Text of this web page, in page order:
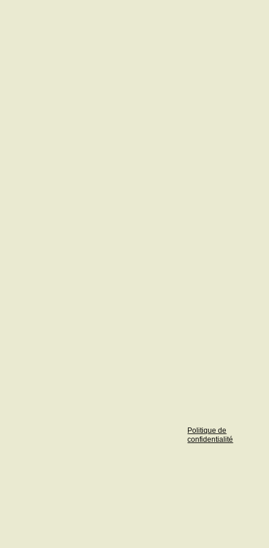
Politique de
confidentialité